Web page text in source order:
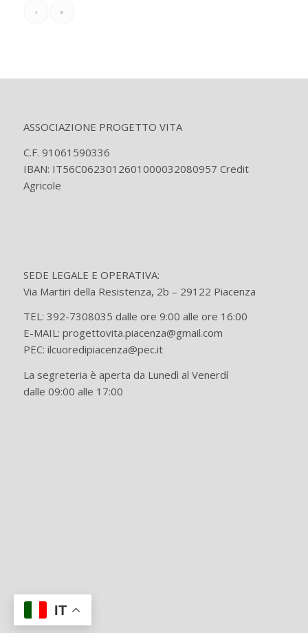
› »
ASSOCIAZIONE PROGETTO VITA
C.F. 91061590336
IBAN: IT56C0623012601000032080957 Credit
Agricole
SEDE LEGALE E OPERATIVA:
Via Martiri della Resistenza, 2b – 29122 Piacenza
TEL: 392-7308035 dalle ore 9:00 alle ore 16:00
E-MAIL: progettovita.piacenza@gmail.com
PEC: ilcuoredipiacenza@pec.it
La segreteria è aperta da Lunedì al Venerdí
dalle 09:00 alle 17:00
IT